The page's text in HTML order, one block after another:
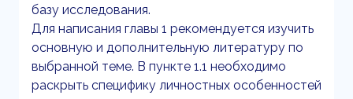
базу исследования.
Для написания главы 1 рекомендуется изучить
основную и дополнительную литературу по
выбранной теме. В пункте 1.1 необходимо
раскрыть специфику личностных особенностей